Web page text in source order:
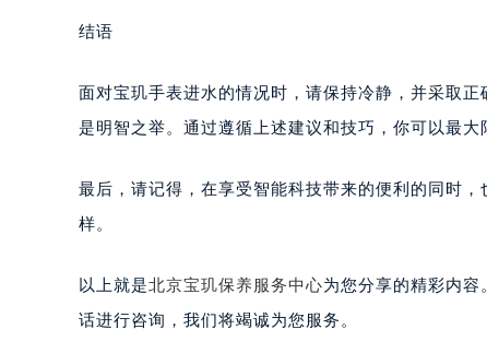
结语
面对宝玑手表进水的情况时，请保持冷静，并采取
是明智之举。通过遵循上述建议和技巧，你可以最
最后，请记得，在享受智能科技带来的便利的同时
样。
以上就是北京宝玑保养服务中心为您分享的精彩内
话进行咨询，我们将竭诚为您服务。